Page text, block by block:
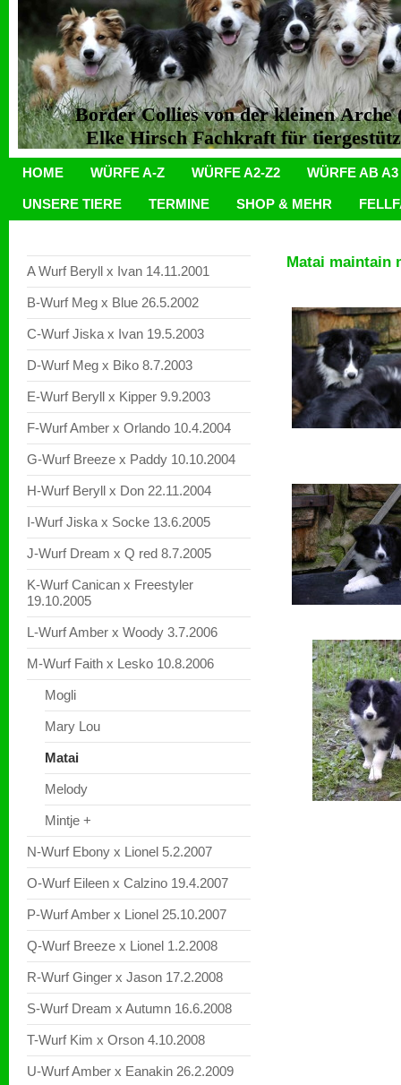
Border Collies von der kleinen
Elke Hirsch Fachkraft für
HOME WÜRFE A-Z WÜRFE A2-Z2 WÜRFE AB A3
UNSERE TIERE TERMINE SHOP & MEHR
A Wurf Beryll x Ivan 14.11.2001
B-Wurf Meg x Blue 26.5.2002
C-Wurf Jiska x Ivan 19.5.2003
D-Wurf Meg x Biko 8.7.2003
E-Wurf Beryll x Kipper 9.9.2003
F-Wurf Amber x Orlando 10.4.2004
G-Wurf Breeze x Paddy 10.10.2004
H-Wurf Beryll x Don 22.11.2004
I-Wurf Jiska x Socke 13.6.2005
J-Wurf Dream x Q red 8.7.2005
K-Wurf Canican x Freestyler
19.10.2005
L-Wurf Amber x Woody 3.7.2006
M-Wurf Faith x Lesko 10.8.2006
Mogli
Mary Lou
Matai
Melody
Mintje +
N-Wurf Ebony x Lionel 5.2.2007
O-Wurf Eileen x Calzino 19.4.2007
P-Wurf Amber x Lionel 25.10.2007
Q-Wurf Breeze x Lionel 1.2.2008
R-Wurf Ginger x Jason 17.2.2008
S-Wurf Dream x Autumn 16.6.2008
T-Wurf Kim x Orson 4.10.2008
U-Wurf Amber x Eanakin 26.2.2009
Matai maintain